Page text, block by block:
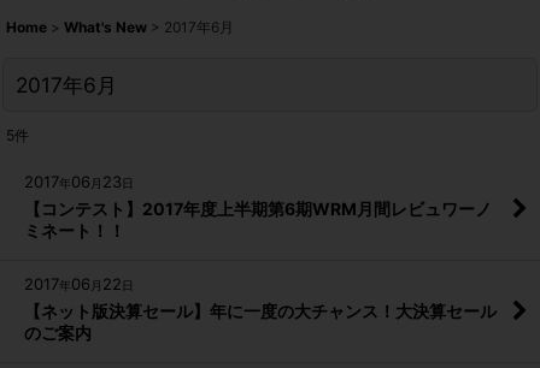
Home > What's New > 2017年6月
2017年6月
5件
2017年06 月 23 日
【コンテスト】2017年度上半期第6期WRM月間レビュワーノ
ミネート！！
2017年06 月 22 日
【ネット版決算セール】年に一度の大チャンス！大決算セール
のご案内